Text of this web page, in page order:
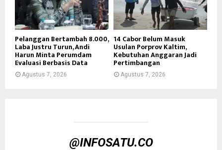
Pelanggan Bertambah 8.000,
Laba Justru Turun, Andi
Harun Minta Perumdam
Evaluasi Berbasis Data
Agustus 7, 2026
14 Cabor Belum Masuk
Usulan Porprov Kaltim,
Kebutuhan Anggaran Jadi
Pertimbangan
Agustus 7, 2026
@INFOSATU.CO